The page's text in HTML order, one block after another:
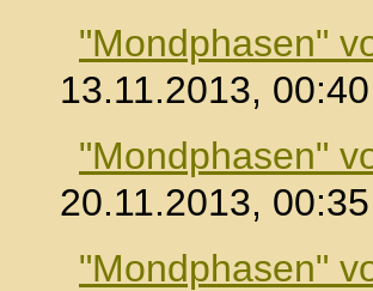
"Mondphasen"
13.11.2013, 00:40
"Mondphasen"
20.11.2013, 00:35
"Mondphasen"